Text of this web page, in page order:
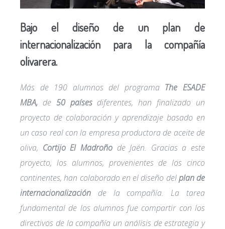
Bajo el diseño de un plan de
internacionalización para la compañía
olivarera.
Más de 190 alumnos del programa The ESADE
MBA, de 50 paísesdiferentes, han finalizado un
proyecto de colaboración y aprendizaje basado en
un caso real con la empresa productora de aceite de
oliva, Cortijo El Madroñode Jaén. Gracias a este
proyecto, los alumnos, provenientes de los cinco
continentes, han colaborado en el diseño delplan de
internacionalización de la compañía. La tarea
fundamental de los alumnos fue compartir con los
directivos de la compañía un análisis de estrategia y